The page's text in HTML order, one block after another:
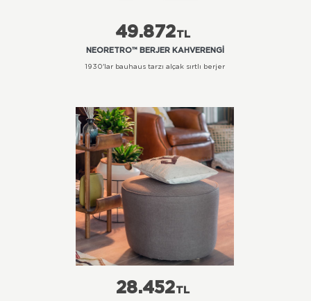
49.872TL
NEORETRO™ BERJER KAHVERENGI
1930'lar bauhaus tarzı alçak sırtlı berjer
28.452TL